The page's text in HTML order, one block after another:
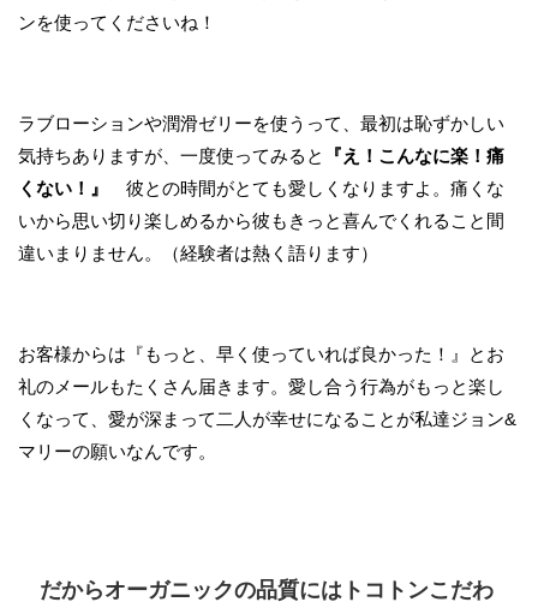
ンを使ってくださいね！
ラブローションや潤滑ゼリーを使うって、最初は恥ずかしい
気持ちありますが、一度使ってみると
『え！こんなに楽！痛
くない！』
彼との時間がとても愛しくなりますよ。痛くな
いから思い切り楽しめるから彼もきっと喜んでくれること間
違いまりません。（経験者は熱く語ります）
お客様からは『もっと、早く使っていれば良かった！』とお
礼のメールもたくさん届きます。愛し合う行為がもっと楽し
くなって、愛が深まって二人が幸せになることが私達ジョン&
マリーの願いなんです。
だからオーガニックの品質にはトコトンこだわ